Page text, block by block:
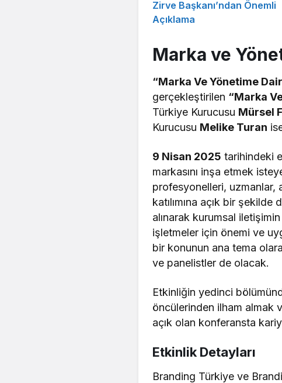
Zirve Başkanı’ndan Önemli
Açıklama
Marka ve
“Marka Ve Yönetime
gerçekleştirilen “Marka
Türkiye Kurucusu Mürsel
Kurucusu Melike Turan
9 Nisan 2025 tarihindeki
markasını inşa etmek
profesyonelleri, uzmanlar,
katılımına açık bir
alınarak kurumsal
işletmeler için önemi ve
bir konunun ana tema
ve panelistler de olacak.
Etkinliğin yedinci
öncülerinden ilham almak
açık olan konferansta
Etkinlik Detayları
Branding Türkiye ve